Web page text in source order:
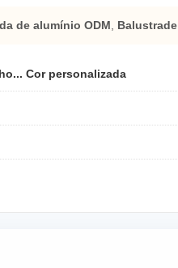
de alumínio ODM
Cor personalizada